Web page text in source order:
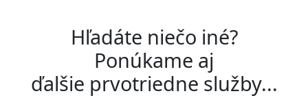
Hľadáte niečo iné?
Ponúkame aj
ďalšie prvotriedne služby...